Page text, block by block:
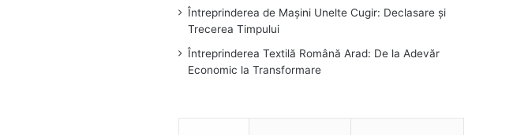
Întreprinderea de Mașini Unelte Cugir: Declasare și
Trecerea Timpului
Întreprinderea Textilă Română Arad: De la Adevăr
Economic la Transformare